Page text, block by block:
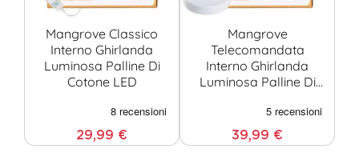
Mangrove Classico
Interno Ghirlanda
Luminosa Palline Di
Cotone LED
29,99 €
Mangrove
Telecomandata
Interno Ghirlanda
Luminosa Palline Di
39,99 €